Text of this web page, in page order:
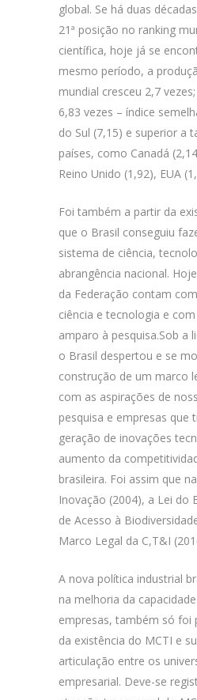
global. Se há duas
21ª posição no ranking
científica, hoje já se
mesmo período, a
mundial cresceu 2,7
6,83 vezes – índice
do Sul (7,15) e superior a
países, como Canadá
Reino Unido (1,92), EUA
Foi também a partir da
que o Brasil conseguiu
sistema de ciência,
abrangência nacional.
da Federação contam
ciência e tecnologia e
amparo à pesquisa.Sob a
o Brasil despertou e se
construção de um marco
com as aspirações de
pesquisa e empresas que
geração de inovações
aumento da
brasileira. Foi assim que
Inovação (2004), a Lei do
de Acesso à
Marco Legal da C,T&I
A nova política industrial
na melhoria da
empresas, também só foi
da existência do MCTI e
articulação entre os
empresarial. Deve-se